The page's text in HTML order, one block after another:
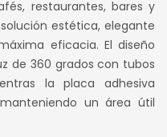
es:
S/ 950.00.
restaurantes, bares y
estética, elegante
eficacia. El diseño
de 360 grados con tubos
la placa adhesiva
un área útil